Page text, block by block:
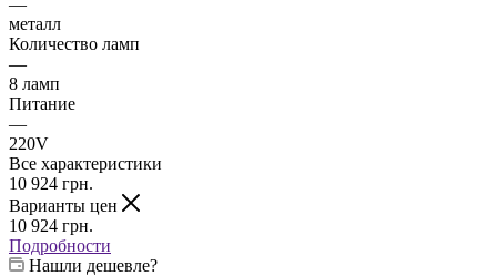
металл
Количество ламп
—
8 ламп
Питание
—
220V
Все характеристики
10 924 грн.
Варианты цен
10 924 грн.
Подробности
Нашли дешевле?